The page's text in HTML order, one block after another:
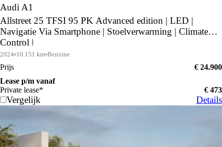
Audi A1
Allstreet 25 TFSI 95 PK Advanced edition | LED |
Navigatie Via Smartphone | Stoelverwarming | Climate
Control |
2024 10.151 km Benzine
Prijs
€ 24.900
Lease p/m vanaf
Private lease*
€ 473
Vergelijk Details